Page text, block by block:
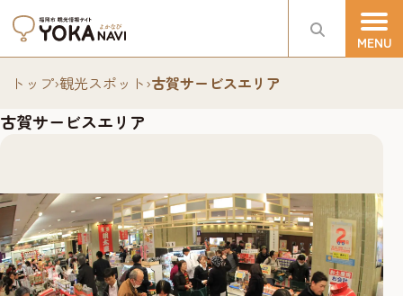
トップ›観光スポット›古賀サービスエリア
古賀サービスエリア